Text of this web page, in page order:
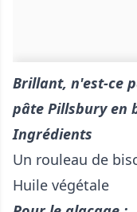
Brillant, n'est-ce
pâte Pillsbury en
Ingrédients
Un rouleau de
Huile végétale